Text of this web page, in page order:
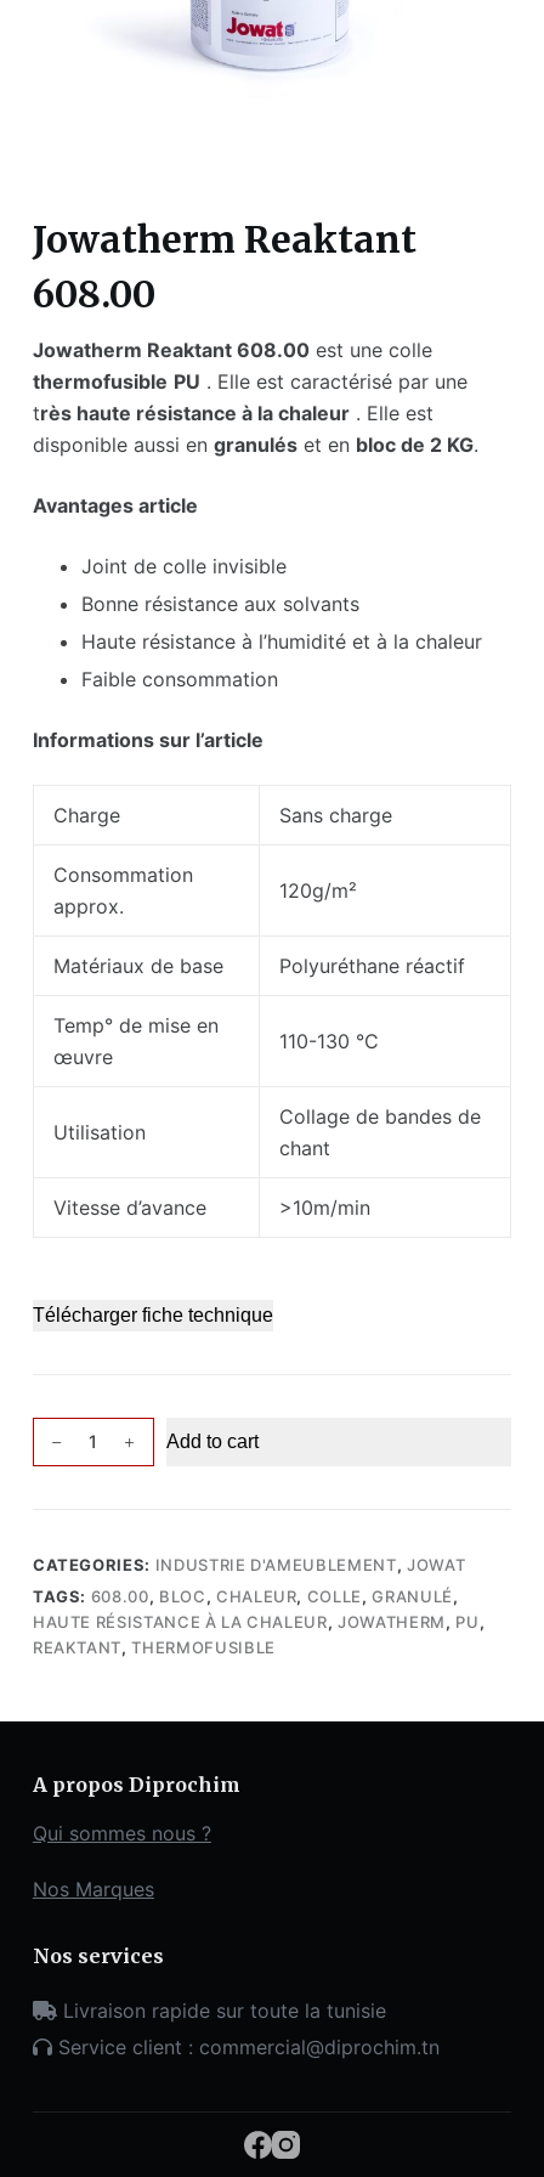
Jowatherm Reaktant
608.00
Jowatherm Reaktant 608.00est une colle
thermofusible PU . Elle est caractérisé par une
très haute résistance à la chaleur. Elle est
disponible aussi en granuléset en bloc de 2 KG.
Avantages article
Joint de colle invisible
Bonne résistance aux solvants
Haute résistance à l’humidité et à la chaleur
Faible consommation
Informations sur l’article
Charge Sans charge
Consommation
approx.
120g/m²
Matériaux de base Polyuréthane réactif
Temp° de mise en
œuvre
110-130 °C
Utilisation
Collage de bandes de
chant
Vitesse d’avance >10m/min
Télécharger fiche technique
Jowatherm
Reaktant
Add to cart
CATEGORIES: INDUSTRIE D'AMEUBLEMENT, JOWAT
TAGS: 608.00, BLOC, CHALEUR, COLLE,GRANULÉ,
HAUTE RÉSISTANCE À LA CHALEUR,JOWATHERM, PU,
REAKTANT,THERMOFUSIBLE
A propos Diprochim
Qui sommes nous ?
Nos Marques
Nos services
Livraison rapide sur toute la tunisie
Service client : commercial@diprochim.tn